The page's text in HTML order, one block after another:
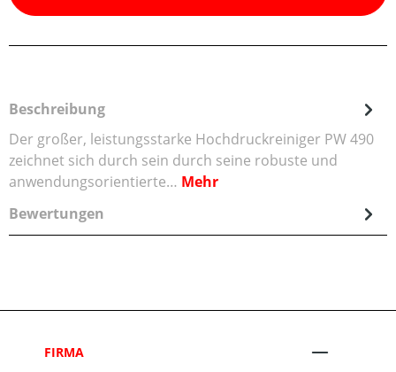
Beschreibung
Der großer, leistungsstarke Hochdruckreiniger PW 490
zeichnet sich durch sein durch seine robuste und
anwendungsorientierte… Mehr
Bewertungen
FIRMA